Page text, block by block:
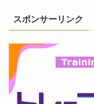
スポンサーリンク